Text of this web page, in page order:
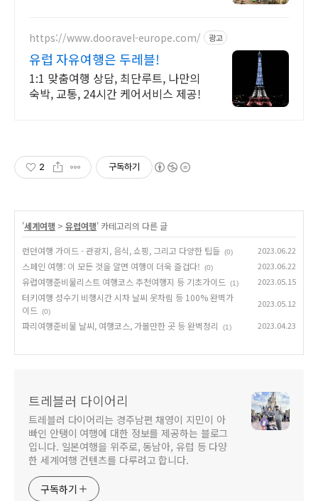
https://www.dooravel-europe.com/ 광고
유럽 자유여행은 두레블!
1:1 맞춤여행 상담, 최단루트, 나만의
숙박, 교통, 24시간 케어서비스 제공!
2 구독하기
'세계여행 > 유럽여행' 카테고리의 다른 글
런던여행 가이드 - 관광지, 음식, 쇼핑, 그리고 다양한 팁들 (0) 2023.06.22
스페인 여행: 이 모든 것을 알면 여행이 더욱 즐겁다! (0) 2023.06.22
유럽여행준비물리스트 여행코스 추천여행지 등 기초가이드 (1) 2023.05.15
터키여행 성수기 비행시간 시차 날씨 옷차림 등 100% 완벽가
이드
(0)
2023.05.12
파리여행준비물 날씨, 여행코스, 가볼만한 곳 등 완벽정리 (1) 2023.04.23
트레블러 다이어리
트레블러 다이어리는 경주남편 채영이 지민이 아
빠인 안탱이 여행에 대한 정보를 제공하는 블로그
입니다. 일본여행을 위주로, 동남아, 유럽 등 다양
한 세계여행 컨텐츠를 다루려고 합니다.
구독하기